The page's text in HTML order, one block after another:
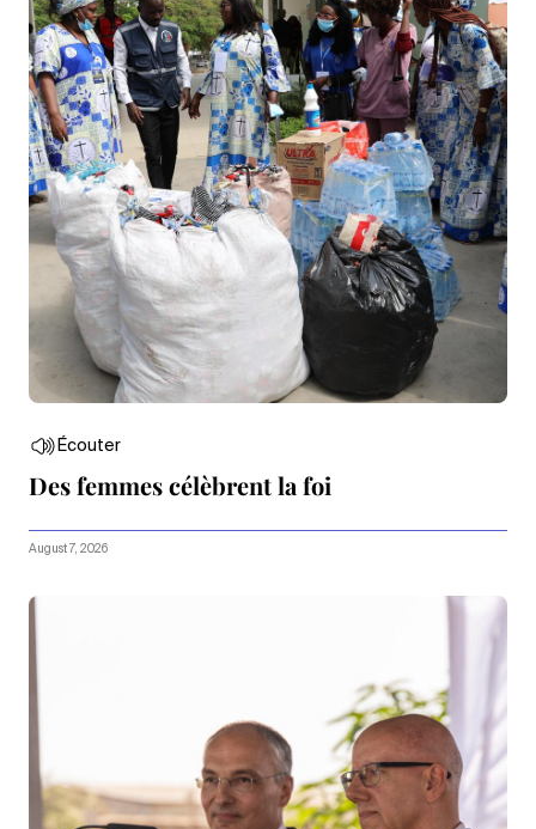
Écouter
Des femmes célèbrent la foi
August 7, 2026